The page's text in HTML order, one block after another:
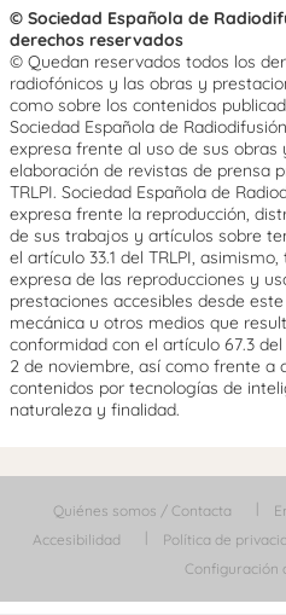
© Sociedad Española de
derechos reservados
© Quedan reservados todos los
radiofónicos y las obras y
como sobre los contenidos
Sociedad Española de
expresa frente al uso de sus obras
elaboración de revistas de prensa
TRLPI. Sociedad Española de
expresa frente la reproducción,
de sus trabajos y artículos sobre
el artículo 33.1 del TRLPI,
expresa de las reproducciones y
prestaciones accesibles desde
mecánica u otros medios que
conformidad con el artículo 67.3
2 de noviembre, así como frente a
contenidos por tecnologías de
naturaleza y finalidad.
Quiénes somos / Contacta
Accesibilidad
Política de
Configuración